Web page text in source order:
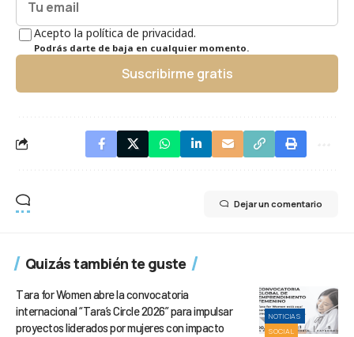
Acepto la política de privacidad.
Podrás darte de baja en cualquier momento.
Suscribirme gratis
Dejar un comentario
Quizás también te guste
NOTICIAS
SOCIAL
Tara for Women abre la convocatoria
internacional “Tara’s Circle 2026” para impulsar
proyectos liderados por mujeres con impacto